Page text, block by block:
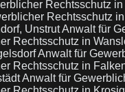
Rechtsschutz
Rechtsschutz
UnstrutAnwalt für
Rechtsschutz in
Anwalt für
Rechtsschutz in
Anwalt für